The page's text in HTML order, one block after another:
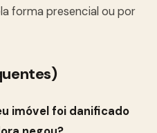
forma presencial ou por
imóvel foi danificado